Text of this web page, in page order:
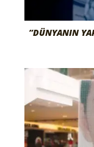
“DÜNYANIN